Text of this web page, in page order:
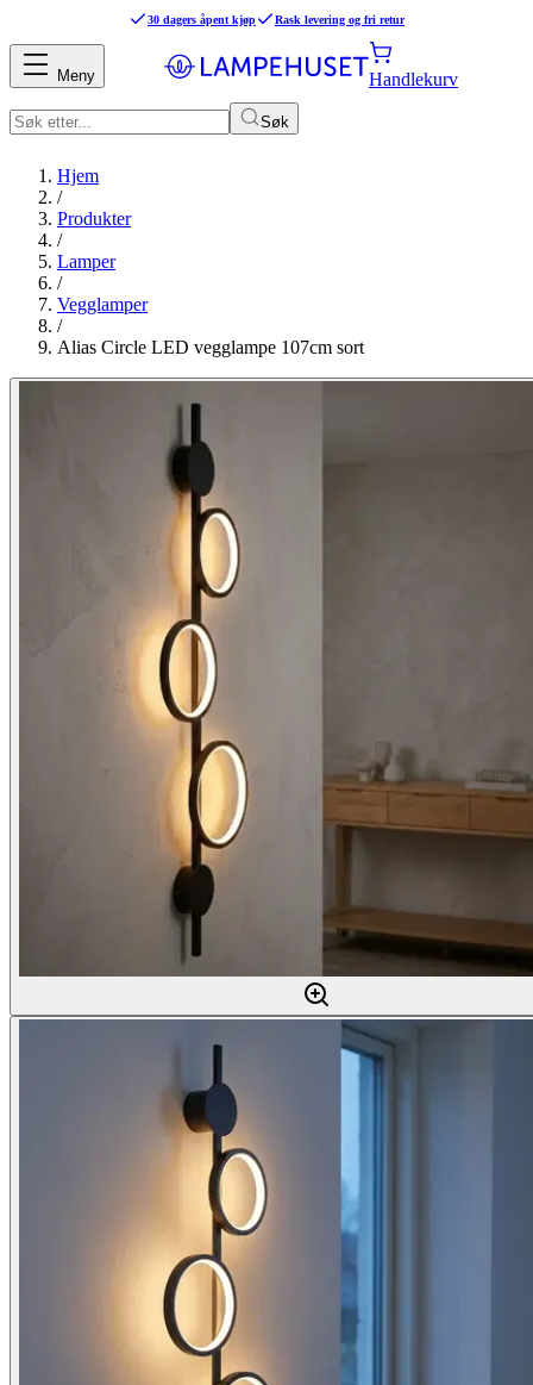
30 dagers åpent kjøp Rask levering og fri retur
Søk
Handlekurv
Meny
Hjem
/
Produkter
/
Lamper
/
Vegglamper
/
Alias Circle LED vegglampe 107cm sort